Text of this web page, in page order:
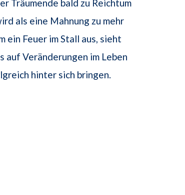
Träumende bald zu Reichtum
als eine Mahnung zu mehr
ein Feuer im Stall aus, sieht
auf Veränderungen im Leben
hinter sich bringen.